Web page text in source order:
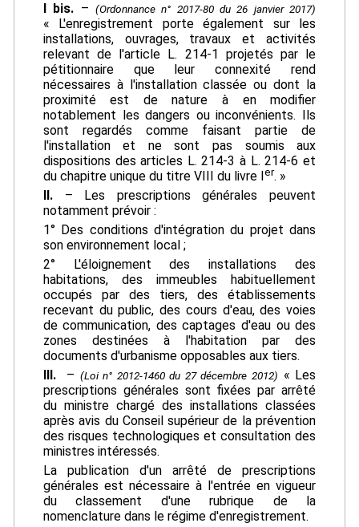
I bis. – (Ordonnance n° 2017-80 du 26 janvier 2017)
« L'enregistrement porte également sur les
installations, ouvrages, travaux et activités
relevant de l'article L. 214-1 projetés par le
pétitionnaire que leur connexité rend
nécessaires à l'installation classée ou dont la
proximité est de nature à en modifier
notablement les dangers ou inconvénients. Ils
sont regardés comme faisant partie de
l'installation et ne sont pas soumis aux
dispositions des articles L. 214-3 à L. 214-6 et
du chapitre unique du titre VIII du livre I er. »
II.– Les prescriptions générales peuvent
notamment prévoir :
1° Des conditions d'intégration du projet dans
son environnement local ;
2° L'éloignement des installations des
habitations, des immeubles habituellement
occupés par des tiers, des établissements
recevant du public, des cours d'eau, des voies
de communication, des captages d'eau ou des
zones destinées à l'habitation par des
documents d'urbanisme opposables aux tiers.
III.
– (Loi n° 2012-1460 du 27 décembre 2012) « Les
prescriptions générales sont fixées par arrêté
du ministre chargé des installations classées
après avis du Conseil supérieur de la prévention
des risques technologiques et consultation des
ministres intéressés.
La publication d'un arrêté de prescriptions
générales est nécessaire à l'entrée en vigueur
du classement d'une rubrique de la
nomenclature dans le régime d'enregistrement.